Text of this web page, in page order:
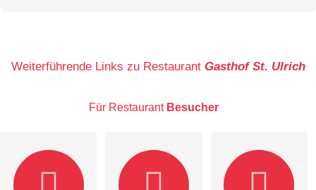
E-Mail-Adresse (wird nicht veröffentlicht)
Weiterführende Links zu Restaurant Gasthof St. Ulrich
Für Restaurant Besucher